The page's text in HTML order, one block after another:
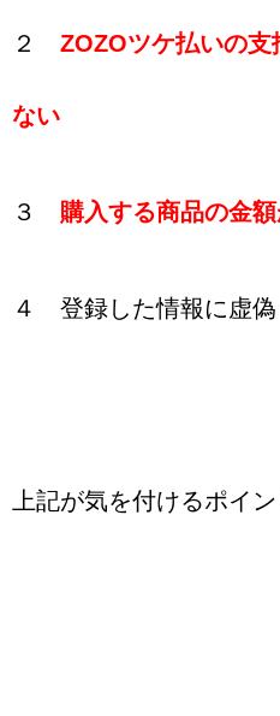
２ ZOZOツケ払いの
ない
３ 購入する商品の金
４ 登録した情報に虚偽
上記が気を付けるポイン